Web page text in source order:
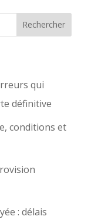
qui
définitive
conditions et
: délais